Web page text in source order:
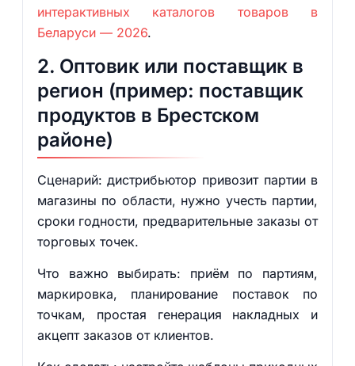
интерактивных каталогов товаров в
Беларуси — 2026.
2. Оптовик или поставщик в
регион (пример: поставщик
продуктов в Брестском
районе)
Сценарий: дистрибьютор привозит партии в
магазины по области, нужно учесть партии,
сроки годности, предварительные заказы от
торговых точек.
Что важно выбирать: приём по партиям,
маркировка, планирование поставок по
точкам, простая генерация накладных и
акцепт заказов от клиентов.